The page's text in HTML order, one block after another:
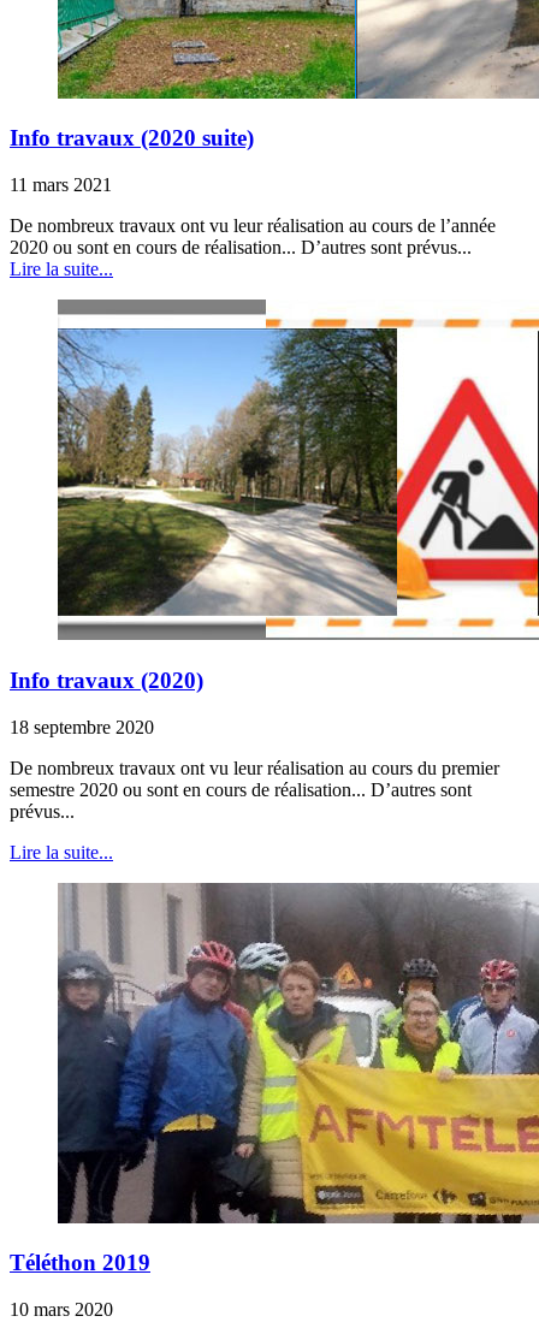
Info travaux (2020 suite)
11 mars 2021
De nombreux travaux ont vu leur réalisation au cours de l’année
2020 ou sont en cours de réalisation... D’autres sont prévus...
Lire la suite...
Info travaux (2020)
18 septembre 2020
De nombreux travaux ont vu leur réalisation au cours du premier
semestre 2020 ou sont en cours de réalisation... D’autres sont
prévus...
Lire la suite...
Téléthon 2019
10 mars 2020